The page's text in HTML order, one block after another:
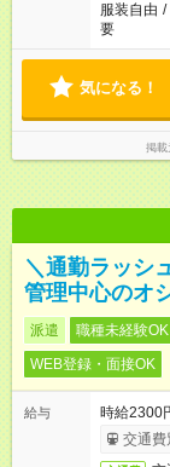
服装自由 /
要
気になる！
掲載
＼通勤ラッシ
管理中心のオ
派遣 職種未経験OK
WEB登録・面接OK
給与
時給2300
交通費